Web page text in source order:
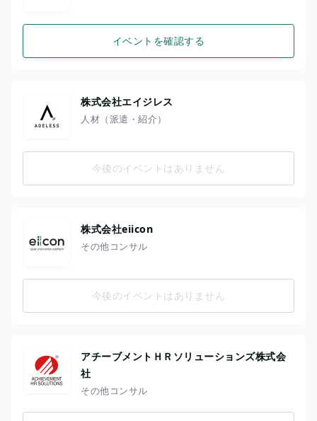
イベントを確認する
株式会社エイジレス
人材（派遣・紹介）
今後のイベントはありません
株式会社eiicon
その他コンサル
今後のイベントはありません
アチーブメントＨＲソリューションズ株式会
社
その他コンサル